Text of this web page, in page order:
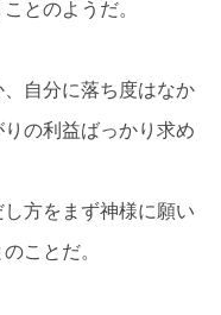
とのようだ。
自分に落ち度はなか
の利益ばっかり求め
方をまず神様に願い
ことだ。